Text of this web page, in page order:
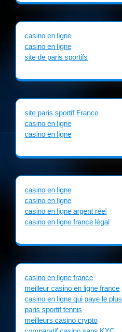
casino en ligne
casino en ligne
site de paris sportifs
site paris sportif France
casino en ligne
casino en ligne
casino en ligne
casino en ligne
casino en ligne argent réel
casino en ligne france légal
casino en ligne france
meilleur casino en ligne france
casino en ligne qui paye le plus
paris sportif tennis
meilleurs casino crypto